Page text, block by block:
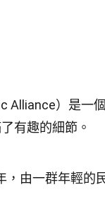
Alliance）是一
有趣的細節。
由一群年輕的